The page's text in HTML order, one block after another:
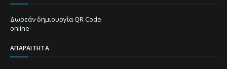
Δωρεάν δημιουργία QR Code
online
ΑΠΑΡΑΊΤΗΤΑ